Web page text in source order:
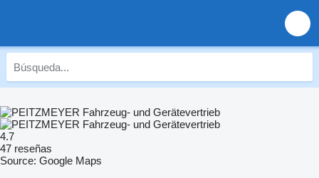
4.7
47 reseñas
Source: Google Maps